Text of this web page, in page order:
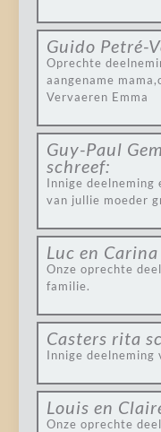
Guido Petré-
Oprechte
aangename
Vervaeren Emma
Guy-Paul
schreef:
Innige
van jullie moeder
Luc en
Onze oprechte
familie.
Casters rita
Innige
Louis en
Onze oprechte